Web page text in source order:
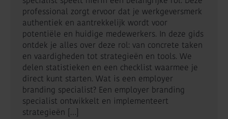
professional zorgt ervoor dat je werkgeversmerk
authentiek en aantrekkelijk wordt voor
potentiële en huidige medewerkers. In deze gids
ontdek je alles over deze rol: van concrete taken
en vaardigheden tot strategieën en tools. We
delen statistieken en een checklist waarmee je
direct kunt starten. Wat is een employer
branding specialist? Een employer branding
specialist ontwikkelt en implementeert
strategieën […]